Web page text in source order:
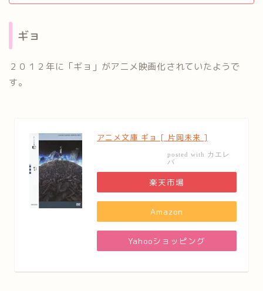
ギョ
２０１２年に「ギョ」がアニメ映画化されていたようで
す。
アニメ文庫 ギョ [ 片岡未来 ]
posted with カエレ
バ
楽天市場
Amazon
Yahooショッピング